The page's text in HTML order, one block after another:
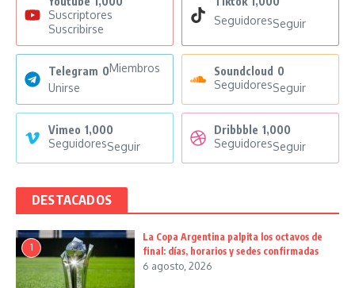
Suscriptores
Suscribirse
SeguidoresSeguir
Telegram 0Miembros
Unirse
Soundcloud 0
SeguidoresSeguir
Vimeo 1,000
SeguidoresSeguir
Dribbble 1,000
SeguidoresSeguir
DESTACADOS
1
La Copa Argentina palpita los octavos de
final: días, horarios y sedes confirmadas
6 agosto, 2026